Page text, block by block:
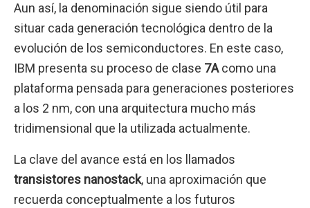
Aun así, la denominación sigue siendo útil para
situar cada generación tecnológica dentro de la
evolución de los semiconductores. En este caso,
IBM presenta su proceso de clase 7Acomo una
plataforma pensada para generaciones posteriores
a los 2 nm, con una arquitectura mucho más
tridimensional que la utilizada actualmente.
La clave del avance está en los llamados
transistores nanostack, una aproximación que
recuerda conceptualmente a los futuros